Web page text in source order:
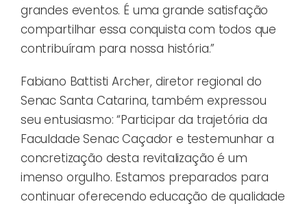
grandes eventos. É uma grande satisfação
compartilhar essa conquista com todos que
contribuíram para nossa história.”
Fabiano Battisti Archer, diretor regional do
Senac Santa Catarina, também expressou
seu entusiasmo: “Participar da trajetória da
Faculdade Senac Caçador e testemunhar a
concretização desta revitalização é um
imenso orgulho. Estamos preparados para
continuar oferecendo educação de qualidade